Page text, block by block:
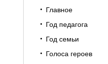
Главное
Год педагога
Год семьи
Голоса героев